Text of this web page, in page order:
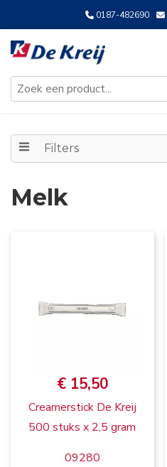
0187-482690
Filters
Melk
€ 15,50
Creamerstick De Kreij
500 stuks x 2,5 gram
09280